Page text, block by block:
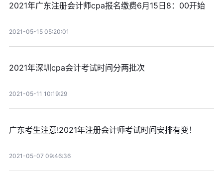
2021年广东注册会计师cpa报名缴费6月15日8：00开始
2021-05-15 05:20:01
2021年深圳cpa会计考试时间分两批次
2021-05-11 10:19:29
广东考生注意!2021年注册会计师考试时间安排有变！
2021-05-07 09:46:36